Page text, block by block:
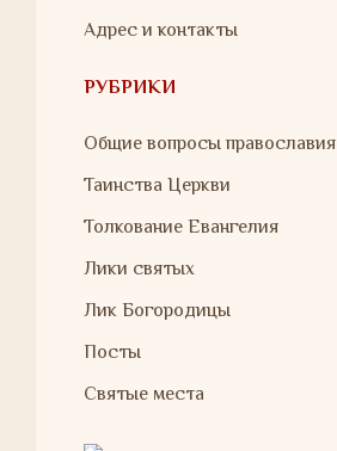
Адрес и контакты
РУБРИКИ
Общие вопросы православия
Таинства Церкви
Толкование Евангелия
Лики святых
Лик Богородицы
Посты
Святые места